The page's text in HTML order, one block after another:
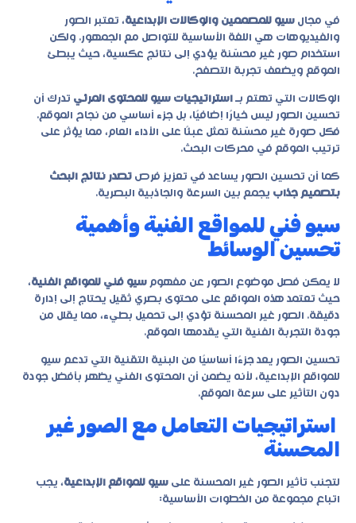
في مجال سيو للمصممين والوكالات الإبداعية، تعتبر الصور
والفيديوهات هي اللغة الأساسية للتواصل مع الجمهور. ولكن
استخدام صور غير محسّنة يؤدي إلى نتائج عكسية، حيث يبطئ
الموقع ويضعف تجربة التصفح.
الوكالات التي تهتم بـ استراتيجيات سيو للمحتوى المرئي تدرك أن
تحسين الصور ليس خيارًا إضافيًا، بل جزء أساسي من نجاح الموقع.
فكل صورة غير محسّنة تمثل عبئًا على الأداء العام، مما يؤثر على
ترتيب الموقع في محركات البحث.
كما أن تحسين الصور يساعد في تعزيز فرص تصدر نتائج البحث
بتصميم جذاب يجمع بين السرعة والجاذبية البصرية.
سيو فني للمواقع الفنية وأهمية
تحسين الوسائط
لا يمكن فصل موضوع الصور عن مفهوم سيو فني للمواقع الفنية،
حيث تعتمد هذه المواقع على محتوى بصري ثقيل يحتاج إلى إدارة
دقيقة. الصور غير المحسنة تؤدي إلى تحميل بطيء، مما يقلل من
جودة التجربة الفنية التي يقدمها الموقع.
تحسين الصور يعد جزءًا أساسيًا من البنية التقنية التي تدعم سيو
للمواقع الإبداعية، لأنه يضمن أن المحتوى الفني يظهر بأفضل جودة
دون التأثير على سرعة الموقع.
استراتيجيات التعامل مع الصور غير
المحسنة
لتجنب تأثير الصور غير المحسنة على سيو للمواقع الإبداعية، يجب
اتباع مجموعة من الخطوات الأساسية: